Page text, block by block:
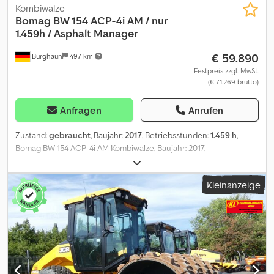
Burghaun 497 km
Kombiwalze
Bomag BW 154 ACP-4i AM / nur
1.459h / Asphalt Manager
€ 59.890
Festpreis zzgl. MwSt.
(€ 71.269 brutto)
Anfragen Anrufen
Zustand:gebraucht, Baujahr:2017, Betriebsstunden:1.459 h,
Bomag BW 154 ACP-4i AM Kombiwalze, Baujahr: 2017,
Betriebsstunden: nur 1.459h, Motor: Kubota[55,4kW/75PS], Asphalt
Manager 2, Asphaltschneide rechts, Gewicht: 7.400kg,
Glattbandbandage, guter Zustand, sofort Einsatzbereit, Crodpezq
Tzmefx Af Rsf Auf Wunsch unterbreiten wir Ihnen ein Leasing-
oder Finanzierungsangebot, Herr Mihm(Tel. betreut Sie gerne.,
Weitere Informationen finden Sie auf unserer Homepage.,
Irrtümer und Zwischenverkauf vorbehalten! englisch:, Bomag BW
154 ACP-4i AM combination roller, Year of manufacture: 2017,
Operating hours: only 1.459 h, Engine: Kubota [55.4 kW/75 PS],
Kleinanzeige